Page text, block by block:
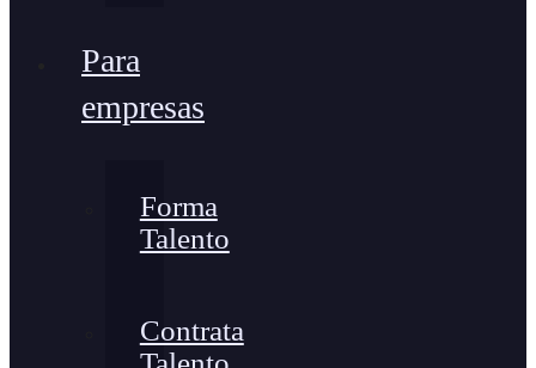
Para
empresas
Forma
Talento
Contrata